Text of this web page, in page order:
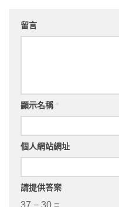
留言
顯示名稱
個人網站網址
請提供答案
37 − 30 =